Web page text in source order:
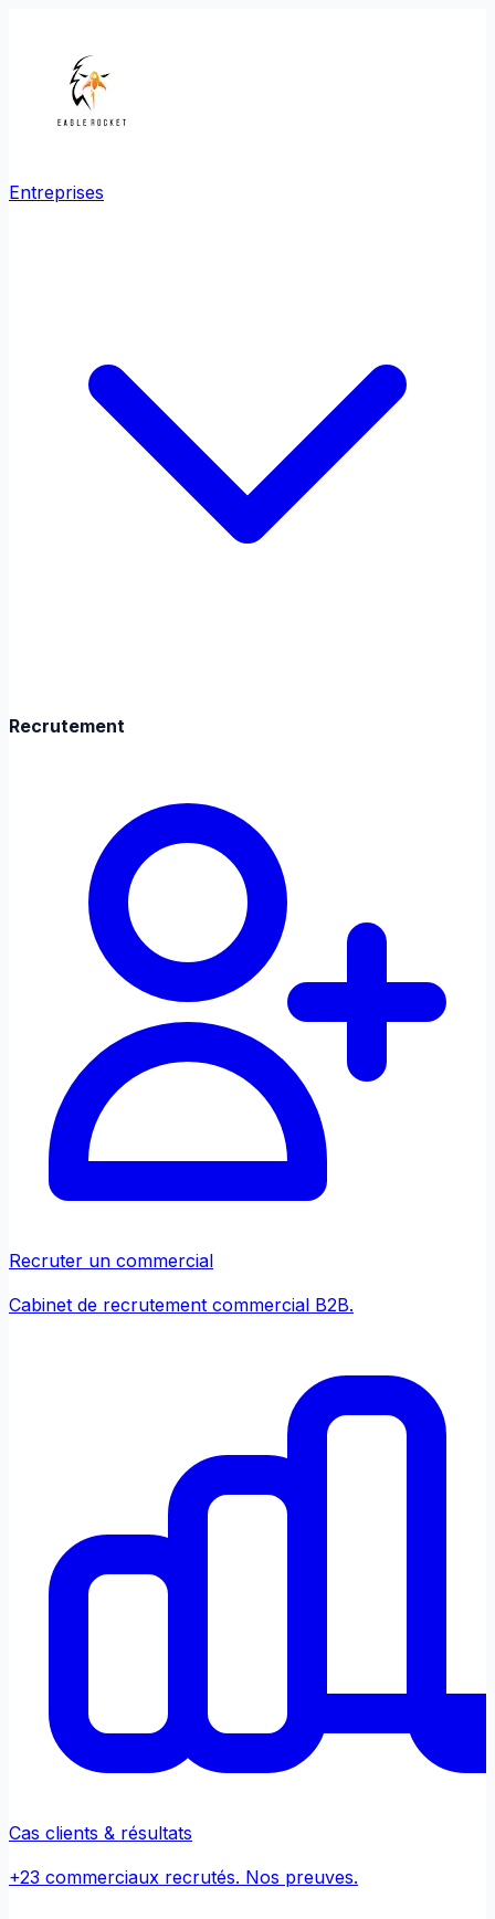
Entreprises
Recrutement
Recruter un commercial
Cabinet de recrutement commercial B2B.
Cas clients & résultats
+23 commerciaux recrutés. Nos preuves.